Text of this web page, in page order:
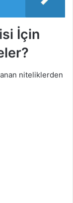
İçin
niteliklerden